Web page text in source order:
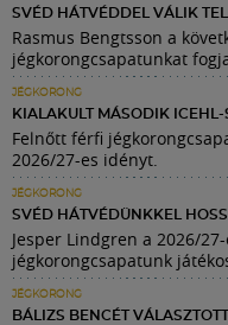
SVÉD HÁTVÉDDEL VÁLIK
Rasmus Bengtsson a
jégkorongcsapatunkat
JÉGKORONG
KIALAKULT MÁSODIK
Felnőtt férfi
2026/27-es idényt.
JÉGKORONG
SVÉD HÁTVÉDÜNKKEL
Jesper Lindgren a 2026/
jégkorongcsapatunk
JÉGKORONG
BÁLIZS BENCÉT